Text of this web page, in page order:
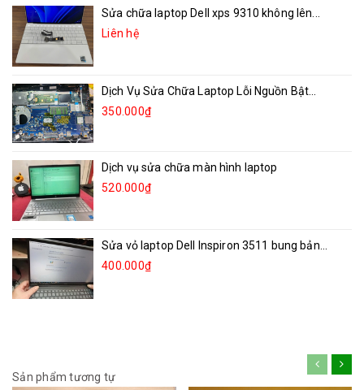
Sửa chữa laptop Dell xps 9310 không lên...
Liên hệ
Dịch Vụ Sửa Chữa Laptop Lỗi Nguồn Bật...
350.000₫
Dịch vụ sửa chữa màn hình laptop
520.000₫
Sửa vỏ laptop Dell Inspiron 3511 bung bản...
400.000₫
Sản phẩm tương tự